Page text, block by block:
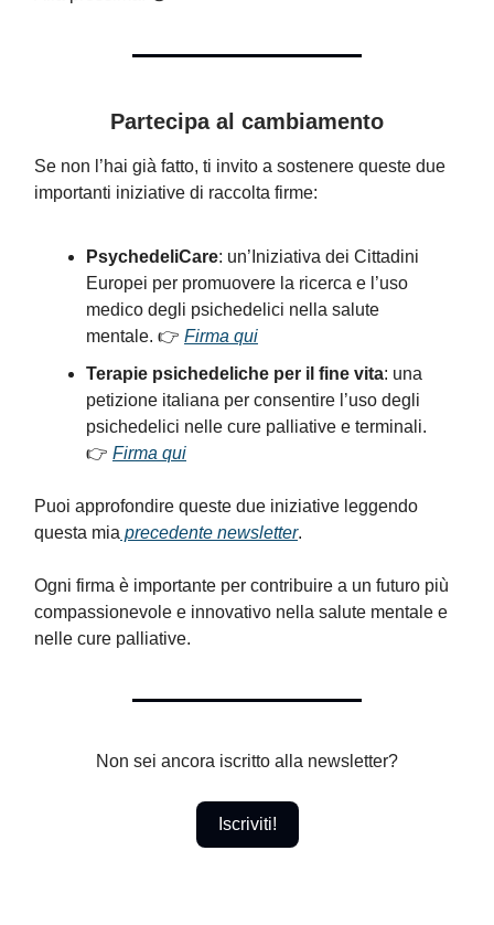
Partecipa al cambiamento
Se non l’hai già fatto, ti invito a sostenere queste due
importanti iniziative di raccolta firme:
PsychedeliCare: un’Iniziativa dei Cittadini
Europei per promuovere la ricerca e l’uso
medico degli psichedelici nella salute
mentale. 👉 Firma qui
Terapie psichedeliche per il fine vita: una
petizione italiana per consentire l’uso degli
psichedelici nelle cure palliative e terminali.
👉 Firma qui
Puoi approfondire queste due iniziative leggendo
questa mia precedente newsletter.
Ogni firma è importante per contribuire a un futuro più
compassionevole e innovativo nella salute mentale e
nelle cure palliative.
Non sei ancora iscritto alla newsletter?
Iscriviti!